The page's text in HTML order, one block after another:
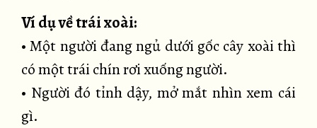
Ví dụ về trái xoài:
• Một người đang ngủ dưới gốc cây xoài thì
có một trái chín rơi xuống người.
• Người đó tỉnh dậy, mở mắt nhìn xem cái
gì.